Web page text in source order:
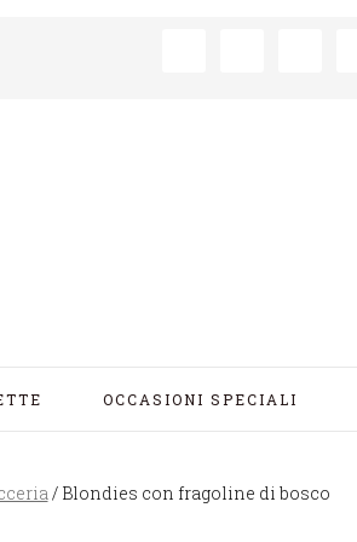
OCCASIONI SPECIALI
/Blondies con fragoline di bosco